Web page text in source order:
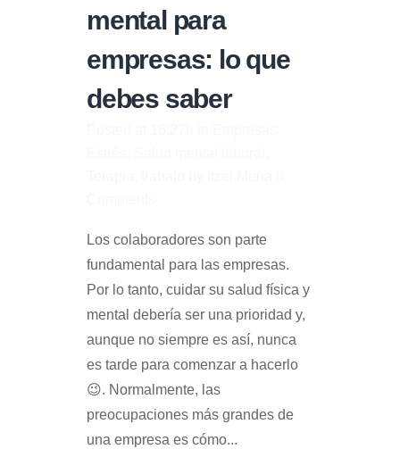
mental para
empresas: lo que
debes saber
Los colaboradores son parte
fundamental para las empresas.
Por lo tanto, cuidar su salud física y
mental debería ser una prioridad y,
aunque no siempre es así, nunca
es tarde para comenzar a hacerlo
😉. Normalmente, las
preocupaciones más grandes de
una empresa es cómo...